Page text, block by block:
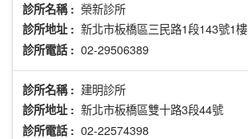
診所名稱 : 榮新診所
診所地址 : 新北市板橋區三民路1段143號1樓
診所電話 : 02-29506389
診所名稱 : 建明診所
診所地址 : 新北市板橋區雙十路3段44號
診所電話 : 02-22574398